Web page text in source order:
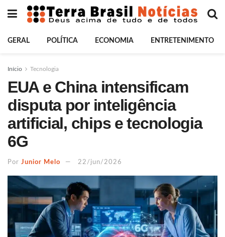
GERAL POLÍTICA ECONOMIA ENTRETENIMENTO
Início Tecnologia
EUA e China intensificam
disputa por inteligência
artificial, chips e tecnologia
6G
Por Junior Melo 22/jun/2026